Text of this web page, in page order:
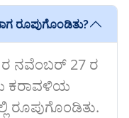
ರೂಪುಗೊಂಡಿತು?
ರ ನವೆಂಬರ್ 27 ರ
ಕರಾವಳಿಯ
ರೂಪುಗೊಂಡಿತು.